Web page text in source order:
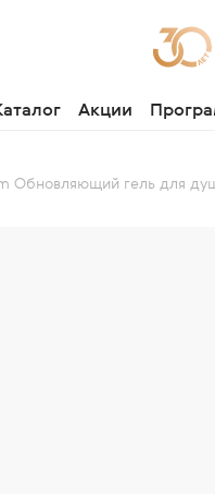
Акции
Обновляющий гель для